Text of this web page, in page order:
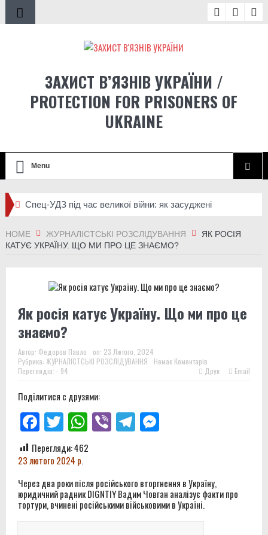
ЗАХИСТ В’ЯЗНІВ УКРАЇНИ /
PROTECTION FOR PRISONERS OF
UKRAINE
Menu
Спец-УДЗ під час великої війни: як засуджені
розв’язані
безпілотників на Донеччині
“У зоні бою мені спокійніше, ніж у тюрмі”: історія бійця
3-ї штурмової
Звіт за результатами моніторингового візиту до
за версією слідства, заробляв на допомозі Україні
Чи може військо стати другим шансом? Що говорять
службу після звільнення
HOME ЖУРНАЛІСТСЬКІ РОЗСЛІДУВАННЯ
ЯК РОСІЯ
КАТУЄ УКРАЇНУ. ЩО МИ ПРО ЦЕ ЗНАЄМО?
Як росія катує Україну. Що ми про це
знаємо?
Автор: Федоров Павло on: 23 Лютого, 2024
Рубрика: ЖУРНАЛІСТСЬКІ РОЗСЛІДУВАННЯ
Немає Коментарів
Переглядів: - 94
Друк Email
Поділитися с друзями:
Facebook
TwitterWhatsApp
ViberTelegramMessenger
Перегляди:462
23 лютого 2024 р.
Через два роки після російського вторгнення в Україну,
юридичний радник DIGNTIY Вадим Човган аналізує факти про
тортури, вчинені російськими військовими в Україні.